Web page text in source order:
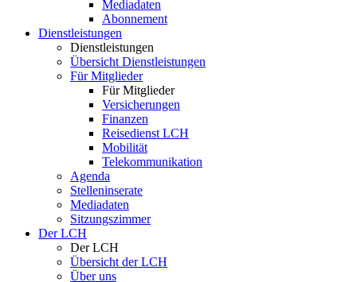
Mediadaten
Abonnement
Dienstleistungen
Dienstleistungen
Übersicht Dienstleistungen
Für Mitglieder
Für Mitglieder
Versicherungen
Finanzen
Reisedienst LCH
Mobilität
Telekommunikation
Agenda
Stelleninserate
Mediadaten
Sitzungszimmer
Der LCH
Der LCH
Übersicht der LCH
Über uns